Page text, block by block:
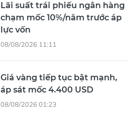
Lãi suất trái phiếu ngân hàng
chạm mốc 10%/năm trước áp
lực vốn
08/08/2026 11:11
Giá vàng tiếp tục bật mạnh,
áp sát mốc 4.400 USD
08/08/2026 01:23